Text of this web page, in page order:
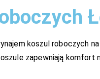
koszul roboczych
zapewniają komfort